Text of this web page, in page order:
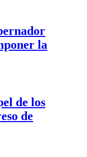
la
de los
de